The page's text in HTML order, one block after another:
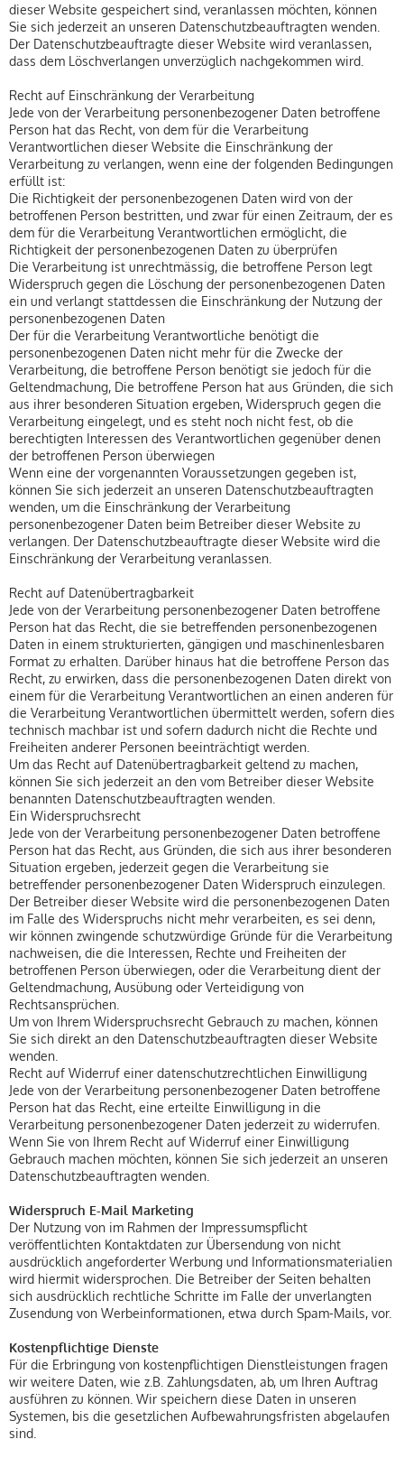
dieser Website gespeichert sind, veranlassen möchten, können
Sie sich jederzeit an unseren Datenschutzbeauftragten wenden.
Der Datenschutzbeauftragte dieser Website wird veranlassen,
dass dem Löschverlangen unverzüglich nachgekommen wird.
Recht auf Einschränkung der Verarbeitung
Jede von der Verarbeitung personenbezogener Daten betroffene
Person hat das Recht, von dem für die Verarbeitung
Verantwortlichen dieser Website die Einschränkung der
Verarbeitung zu verlangen, wenn eine der folgenden Bedingungen
erfüllt ist:
Die Richtigkeit der personenbezogenen Daten wird von der
betroffenen Person bestritten, und zwar für einen Zeitraum, der es
dem für die Verarbeitung Verantwortlichen ermöglicht, die
Richtigkeit der personenbezogenen Daten zu überprüfen
Die Verarbeitung ist unrechtmässig, die betroffene Person legt
Widerspruch gegen die Löschung der personenbezogenen Daten
ein und verlangt stattdessen die Einschränkung der Nutzung der
personenbezogenen Daten
Der für die Verarbeitung Verantwortliche benötigt die
personenbezogenen Daten nicht mehr für die Zwecke der
Verarbeitung, die betroffene Person benötigt sie jedoch für die
Geltendmachung, Die betroffene Person hat aus Gründen, die sich
aus ihrer besonderen Situation ergeben, Widerspruch gegen die
Verarbeitung eingelegt, und es steht noch nicht fest, ob die
berechtigten Interessen des Verantwortlichen gegenüber denen
der betroffenen Person überwiegen
Wenn eine der vorgenannten Voraussetzungen gegeben ist,
können Sie sich jederzeit an unseren Datenschutzbeauftragten
wenden, um die Einschränkung der Verarbeitung
personenbezogener Daten beim Betreiber dieser Website zu
verlangen. Der Datenschutzbeauftragte dieser Website wird die
Einschränkung der Verarbeitung veranlassen.
Recht auf Datenübertragbarkeit
Jede von der Verarbeitung personenbezogener Daten betroffene
Person hat das Recht, die sie betreffenden personenbezogenen
Daten in einem strukturierten, gängigen und maschinenlesbaren
Format zu erhalten. Darüber hinaus hat die betroffene Person das
Recht, zu erwirken, dass die personenbezogenen Daten direkt von
einem für die Verarbeitung Verantwortlichen an einen anderen für
die Verarbeitung Verantwortlichen übermittelt werden, sofern dies
technisch machbar ist und sofern dadurch nicht die Rechte und
Freiheiten anderer Personen beeinträchtigt werden.
Um das Recht auf Datenübertragbarkeit geltend zu machen,
können Sie sich jederzeit an den vom Betreiber dieser Website
benannten Datenschutzbeauftragten wenden.
Ein Widerspruchsrecht
Jede von der Verarbeitung personenbezogener Daten betroffene
Person hat das Recht, aus Gründen, die sich aus ihrer besonderen
Situation ergeben, jederzeit gegen die Verarbeitung sie
betreffender personenbezogener Daten Widerspruch einzulegen.
Der Betreiber dieser Website wird die personenbezogenen Daten
im Falle des Widerspruchs nicht mehr verarbeiten, es sei denn,
wir können zwingende schutzwürdige Gründe für die Verarbeitung
nachweisen, die die Interessen, Rechte und Freiheiten der
betroffenen Person überwiegen, oder die Verarbeitung dient der
Geltendmachung, Ausübung oder Verteidigung von
Rechtsansprüchen.
Um von Ihrem Widerspruchsrecht Gebrauch zu machen, können
Sie sich direkt an den Datenschutzbeauftragten dieser Website
wenden.
Recht auf Widerruf einer datenschutzrechtlichen Einwilligung
Jede von der Verarbeitung personenbezogener Daten betroffene
Person hat das Recht, eine erteilte Einwilligung in die
Verarbeitung personenbezogener Daten jederzeit zu widerrufen.
Wenn Sie von Ihrem Recht auf Widerruf einer Einwilligung
Gebrauch machen möchten, können Sie sich jederzeit an unseren
Datenschutzbeauftragten wenden.
Widerspruch E-Mail Marketing
Der Nutzung von im Rahmen der Impressumspflicht
veröffentlichten Kontaktdaten zur Übersendung von nicht
ausdrücklich angeforderter Werbung und Informationsmaterialien
wird hiermit widersprochen. Die Betreiber der Seiten behalten
sich ausdrücklich rechtliche Schritte im Falle der unverlangten
Zusendung von Werbeinformationen, etwa durch Spam-Mails, vor.
Kostenpflichtige Dienste
Für die Erbringung von kostenpflichtigen Dienstleistungen fragen
wir weitere Daten, wie z.B. Zahlungsdaten, ab, um Ihren Auftrag
ausführen zu können. Wir speichern diese Daten in unseren
Systemen, bis die gesetzlichen Aufbewahrungsfristen abgelaufen
sind.